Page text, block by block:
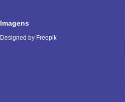
Imagens
Designed by Freepik